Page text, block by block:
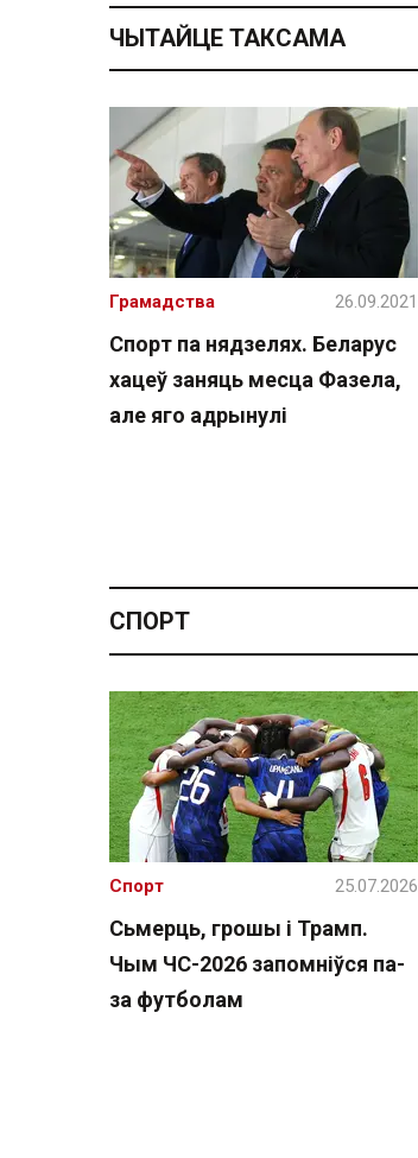
ЧЫТАЙЦЕ ТАКСАМА
Спорт па нядзелях. Беларус
хацеў заняць месца Фазела,
але яго адрынулі
Грамадства 26.09.2021
СПОРТ
Сьмерць, грошы і Трамп.
Чым ЧС-2026 запомніўся па-
за футболам
Спорт 25.07.2026